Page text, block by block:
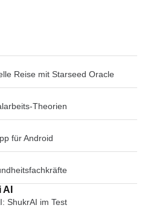
Reise mit Starseed Oracle
Theorien
für Android
ShukrAI im Test